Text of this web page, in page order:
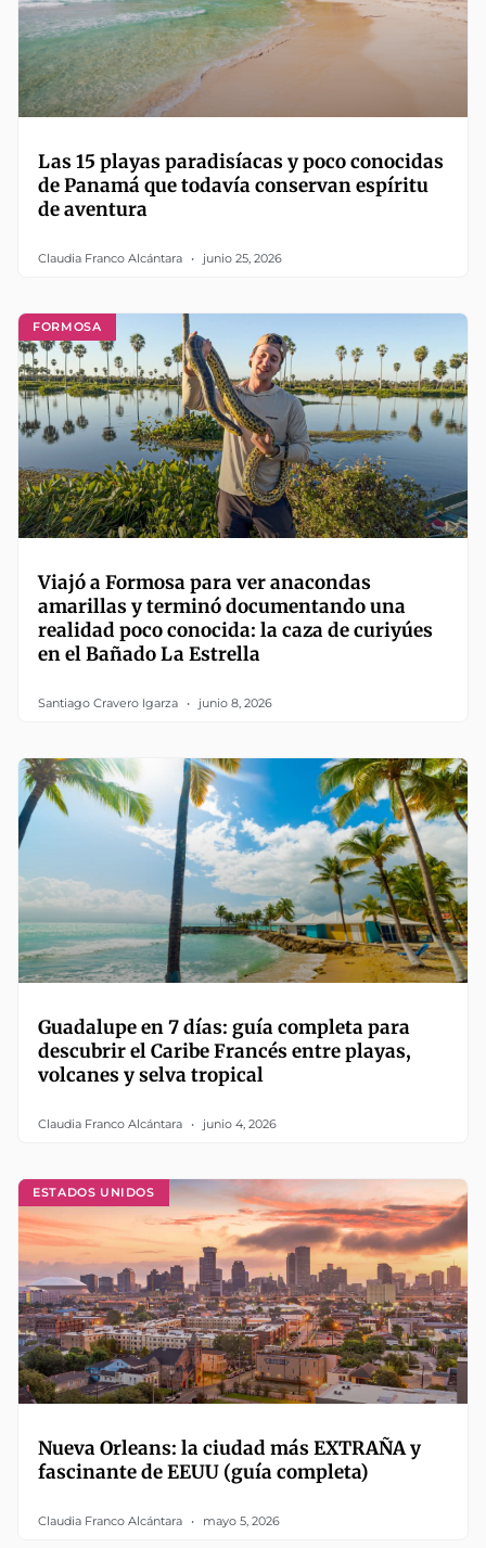
Las 15 playas paradisíacas y poco conocidas
de Panamá que todavía conservan espíritu
de aventura
Claudia Franco Alcántara junio 25, 2026
FORMOSA
Viajó a Formosa para ver anacondas
amarillas y terminó documentando una
realidad poco conocida: la caza de curiyúes
en el Bañado La Estrella
Santiago Cravero Igarza junio 8, 2026
Guadalupe en 7 días: guía completa para
descubrir el Caribe Francés entre playas,
volcanes y selva tropical
Claudia Franco Alcántara junio 4, 2026
ESTADOS UNIDOS
Nueva Orleans: la ciudad más EXTRAÑA y
fascinante de EEUU (guía completa)
Claudia Franco Alcántara mayo 5, 2026